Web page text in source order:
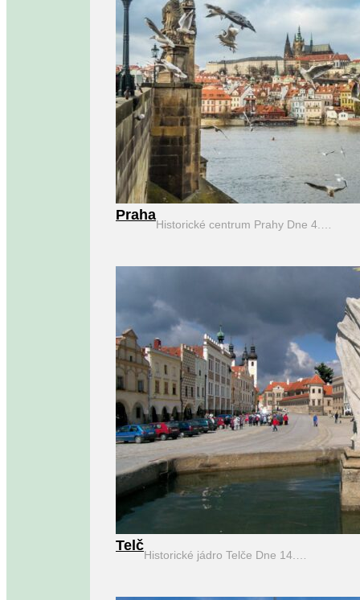
Praha
Historické centrum Prahy Dne 4.…
Telč
Historické jádro Telče Dne 14.…